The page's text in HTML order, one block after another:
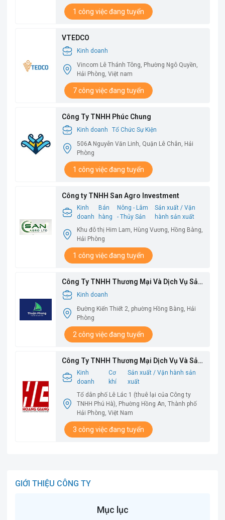
1 công việc đang tuyển
VTEDCO
Kinh doanh
Vincom Lê Thánh Tông, Phường Ngô Quyền,
Hải Phòng, Việt nam
7 công việc đang tuyển
Công Ty TNHH Phúc Chung
Kinh doanh
Tổ Chức Sự Kiện
506A Nguyễn Văn Linh, Quận Lê Chân, Hải
Phòng
1 công việc đang tuyển
Công ty TNHH San Agro Investment
Kinh
doanh
Bán
hàng
Nông - Lâm
- Thủy Sản
Sản xuất / Vận
hành sản xuất
Khu đô thị Him Lam, Hùng Vương, Hồng Bàng,
Hải Phòng
1 công việc đang tuyển
Công Ty TNHH Thương Mại Và Dịch Vụ Sản
Xuất Thuận Phong
Kinh doanh
Đường Kiến Thiết 2, phường Hồng Bàng, Hải
Phòng
2 công việc đang tuyển
Công Ty TNHH Thương Mại Dịch Vụ Và Sản
Xuất Hoàng Giang
Kinh
doanh
Cơ
khí
Sản xuất / Vận hành sản
xuất
Tổ dân phố Lê Lác 1 (thuê lại của Công ty
TNHH Phú Hà), Phường Hồng An, Thành phố
Hải Phòng, Việt Nam
3 công việc đang tuyển
GIỚI THIỆU CÔNG TY
Mục lục